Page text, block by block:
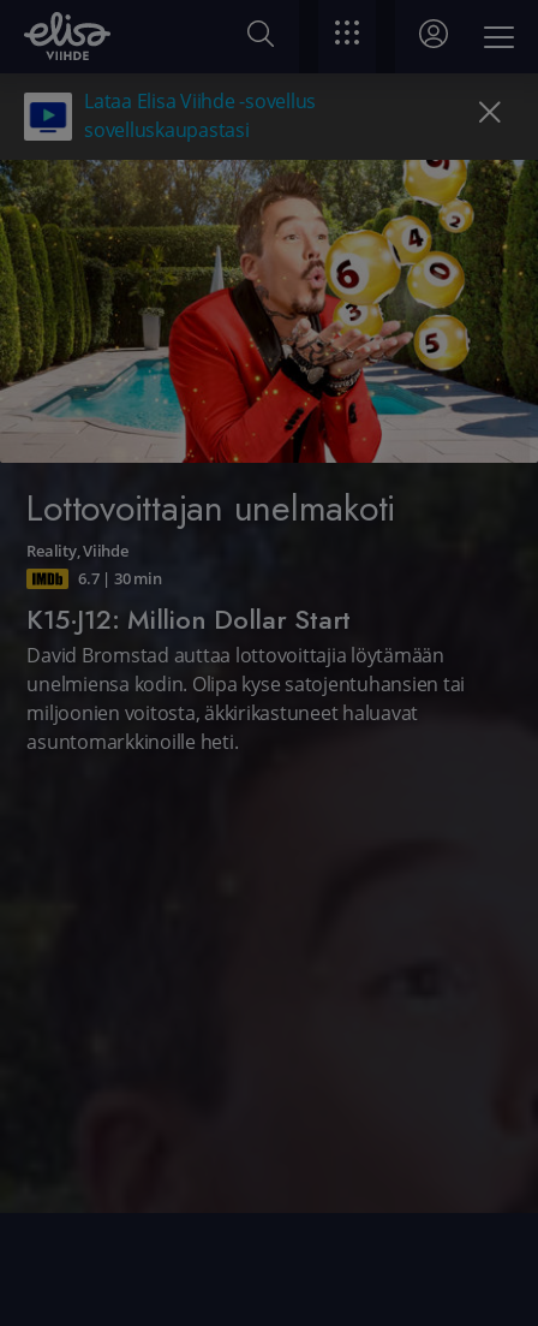
Lataa Elisa Viihde -sovellus
sovelluskaupastasi
Lottovoittajan unelmakoti
Reality,Viihde
6.7| 30 min
K15·J12: Million Dollar Start
David Bromstad auttaa lottovoittajia löytämään
unelmiensa kodin. Olipa kyse satojentuhansien tai
miljoonien voitosta, äkkirikastuneet haluavat
asuntomarkkinoille heti.